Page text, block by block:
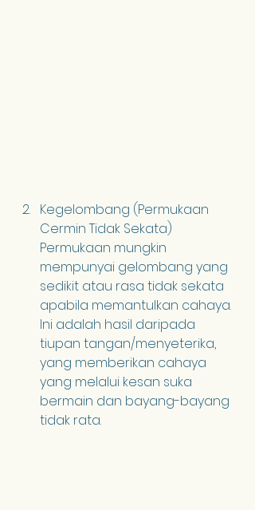
Kegelombang (Permukaan
Cermin Tidak Sekata)
Permukaan mungkin
mempunyai gelombang yang
sedikit atau rasa tidak sekata
apabila memantulkan cahaya.
Ini adalah hasil daripada
tiupan tangan/menyeterika,
yang memberikan cahaya
yang melalui kesan suka
bermain dan bayang-bayang
tidak rata.